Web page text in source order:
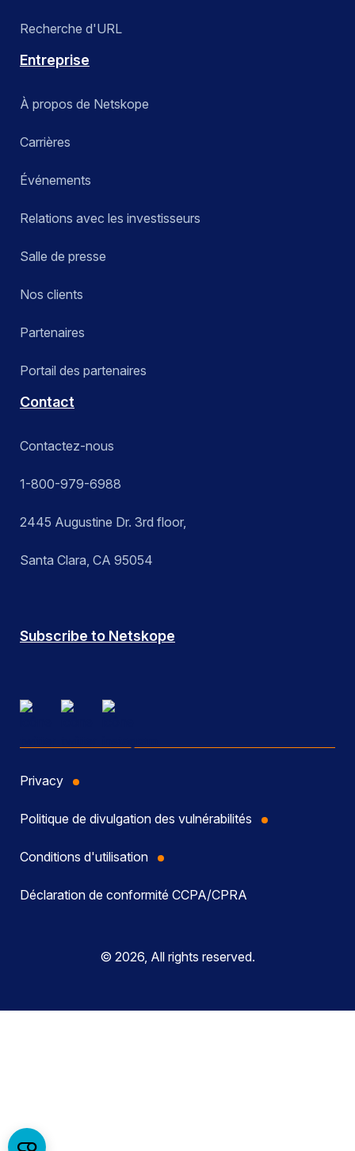
Recherche d'URL
Entreprise
À propos de Netskope
Carrières
Événements
Relations avec les investisseurs
Salle de presse
Nos clients
Partenaires
Portail des partenaires
Contact
Contactez-nous
1-800-979-6988
2445 Augustine Dr. 3rd floor,
Santa Clara, CA 95054
Subscribe to Netskope
Privacy
Politique de divulgation des vulnérabilités
Conditions d'utilisation
Déclaration de conformité CCPA/CPRA
© 2026, All rights reserved.